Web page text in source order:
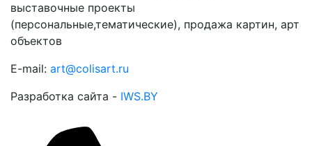
выставочные проекты
(персональные,тематические), продажа картин, арт
объектов
E-mail: art@colisart.ru
Разработка сайта - IWS.BY